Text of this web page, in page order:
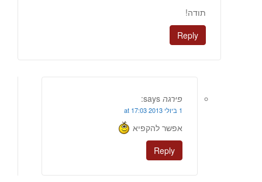
תודה!
Reply
פירגה says:
1 ביולי 2013 at 17:03
אפשר להקפיא
Reply